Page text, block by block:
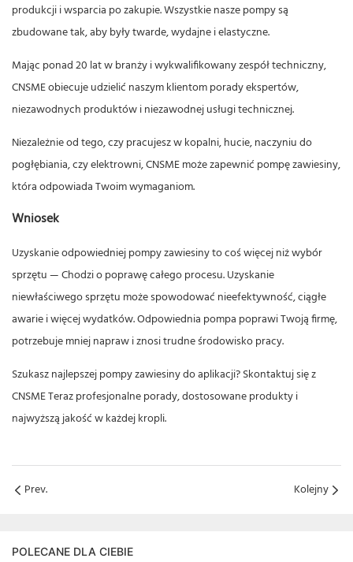
produkcji i wsparcia po zakupie. Wszystkie nasze pompy są
zbudowane tak, aby były twarde, wydajne i elastyczne.
Mając ponad 20 lat w branży i wykwalifikowany zespół techniczny,
CNSME obiecuje udzielić naszym klientom porady ekspertów,
niezawodnych produktów i niezawodnej usługi technicznej.
Niezależnie od tego, czy pracujesz w kopalni, hucie, naczyniu do
pogłębiania, czy elektrowni, CNSME może zapewnić pompę zawiesiny,
która odpowiada Twoim wymaganiom.
Wniosek
Uzyskanie odpowiedniej pompy zawiesiny to coś więcej niż wybór
sprzętu — Chodzi o poprawę całego procesu. Uzyskanie
niewłaściwego sprzętu może spowodować nieefektywność, ciągłe
awarie i więcej wydatków. Odpowiednia pompa poprawi Twoją firmę,
potrzebuje mniej napraw i znosi trudne środowisko pracy.
Szukasz najlepszej pompy zawiesiny do aplikacji?Skontaktuj się z
CNSMETeraz profesjonalne porady, dostosowane produkty i
najwyższą jakość w każdej kropli.
Prev. Kolejny
POLECANE DLA CIEBIE